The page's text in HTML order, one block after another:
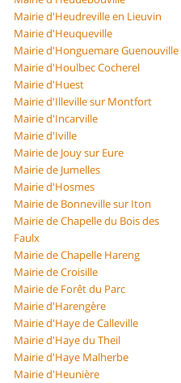
Mairie d'Heudreville en Lieuvin
Mairie d'Heuqueville
Mairie d'Honguemare Guenouville
Mairie d'Houlbec Cocherel
Mairie d'Huest
Mairie d'Illeville sur Montfort
Mairie d'Incarville
Mairie d'Iville
Mairie de Jouy sur Eure
Mairie de Jumelles
Mairie d'Hosmes
Mairie de Bonneville sur Iton
Mairie de Chapelle du Bois des
Faulx
Mairie de Chapelle Hareng
Mairie de Croisille
Mairie de Forêt du Parc
Mairie d'Harengère
Mairie d'Haye de Calleville
Mairie d'Haye du Theil
Mairie d'Haye Malherbe
Mairie d'Heunière